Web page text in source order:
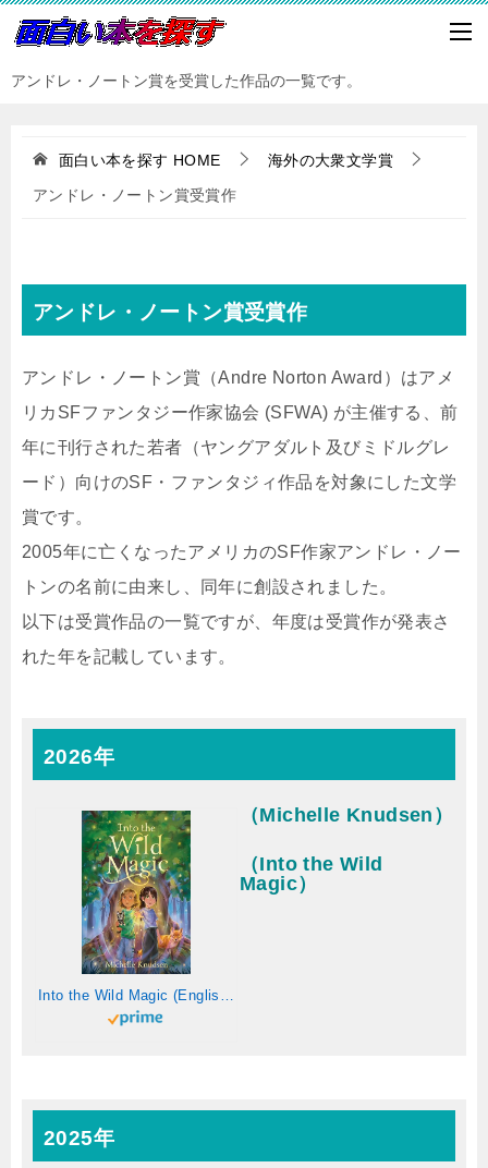
アンドレ・ノートン賞を受賞した作品の一覧です。
面白い本を探す HOME
海外の大衆文学賞
アンドレ・ノートン賞受賞作
アンドレ・ノートン賞受賞作
アンドレ・ノートン賞（Andre Norton Award）はアメ
リカSFファンタジー作家協会 (SFWA) が主催する、前
年に刊行された若者（ヤングアダルト及びミドルグレ
ード）向けのSF・ファンタジィ作品を対象にした文学
賞です。
2005年に亡くなったアメリカのSF作家アンドレ・ノー
トンの名前に由来し、同年に創設されました。
以下は受賞作品の一覧ですが、年度は受賞作が発表さ
れた年を記載しています。
2026年
Into the Wild Magic (English Edition)
（Michelle Knudsen）
（Into the Wild
Magic）
2025年